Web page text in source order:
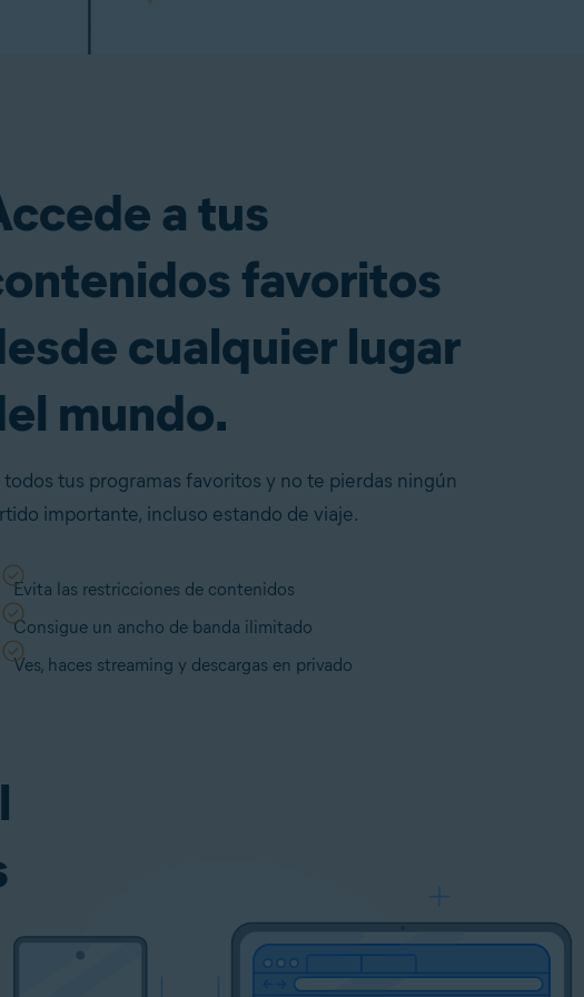
a tus
favoritos
cualquier lugar
mundo.
todos tus programas favoritos y no te pierdas ningún
importante, incluso estando de viaje.
Evita las restricciones de contenidos
Consigue un ancho de banda ilimitado
Ves, haces streaming y descargas en privado